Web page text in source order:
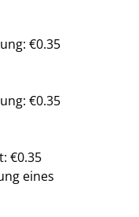
€0.35
€0.35
€0.35
eines